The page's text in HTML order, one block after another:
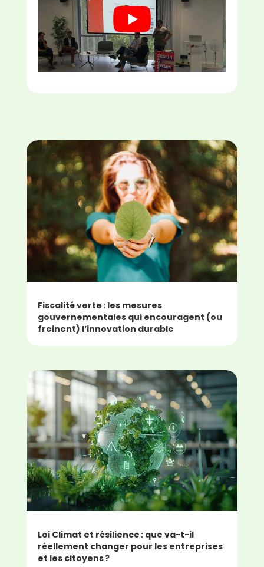
Fiscalité verte : les mesures
gouvernementales qui encouragent (ou
freinent) l’innovation durable
Loi Climat et résilience : que va-t-il
réellement changer pour les entreprises
et les citoyens ?